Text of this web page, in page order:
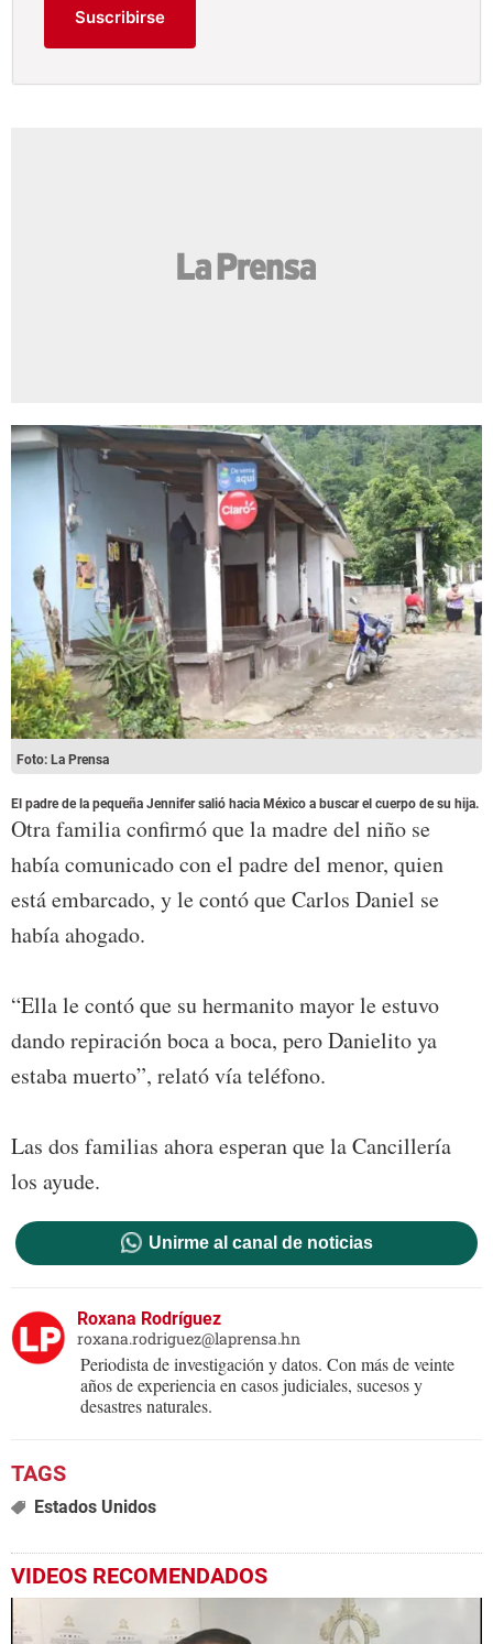
Suscribirse
Foto: La Prensa
El padre de la pequeña Jennifer salió hacia México a buscar el cuerpo de su hija.
Otra familia confirmó que la madre del niño se
había comunicado con el padre del menor, quien
está embarcado, y le contó que Carlos Daniel se
había ahogado.
“Ella le contó que su hermanito mayor le estuvo
dando repiración boca a boca, pero Danielito ya
estaba muerto”, relató vía teléfono.
Las dos familias ahora esperan que la Cancillería
los ayude.
Unirme al canal de noticias
Roxana Rodríguez
roxana.rodriguez@laprensa.hn
Periodista de investigación y datos. Con más de veinte
años de experiencia en casos judiciales, sucesos y
desastres naturales.
Estados Unidos
VIDEOS RECOMENDADOS